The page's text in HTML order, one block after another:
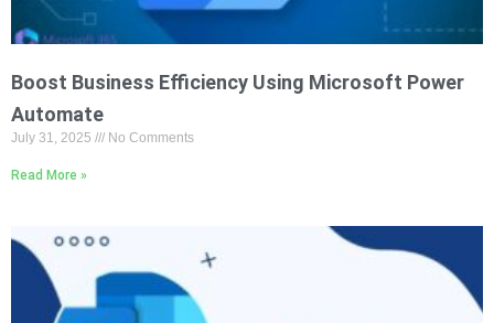
Boost Business Efficiency Using Microsoft Power
Automate
July 31, 2025 No Comments
Read More »